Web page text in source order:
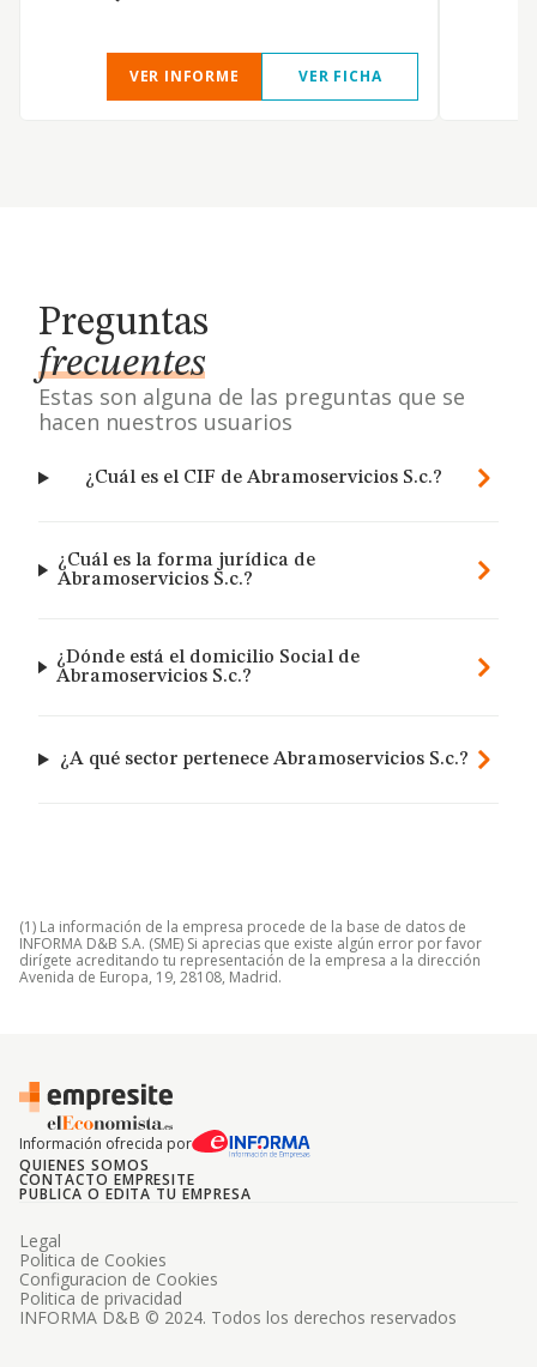
VER INFORME VER FICHA
Preguntas
frecuentes
Estas son alguna de las preguntas que se
hacen nuestros usuarios
¿Cuál es el CIF de Abramoservicios S.c.?
¿Cuál es la forma jurídica de
Abramoservicios S.c.?
¿Dónde está el domicilio Social de
Abramoservicios S.c.?
¿A qué sector pertenece Abramoservicios S.c.?
(1) La información de la empresa procede de la base de datos de
INFORMA D&B S.A. (SME) Si aprecias que existe algún error por favor
dirígete acreditando tu representación de la empresa a la dirección
Avenida de Europa, 19, 28108, Madrid.
Información ofrecida por
QUIENES SOMOS
CONTACTO EMPRESITE
PUBLICA O EDITA TU EMPRESA
INFORMA D&B © 2024. Todos los derechos reservados
Legal
Politica de Cookies
Configuracion de Cookies
Politica de privacidad